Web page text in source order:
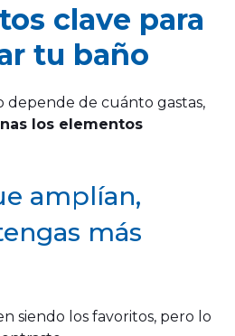
clave para
tu baño
depende de cuánto gastas,
los elementos
amplían,
más
siendo los favoritos, pero lo